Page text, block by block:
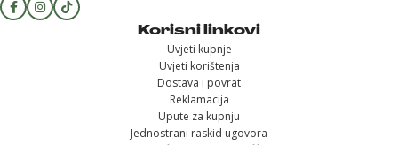
Korisni linkovi
Uvjeti kupnje
Uvjeti korištenja
Dostava i povrat
Reklamacija
Upute za kupnju
Jednostrani raskid ugovora